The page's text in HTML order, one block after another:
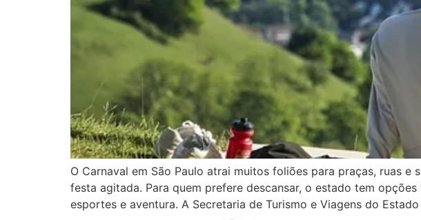
O Carnaval em São Paulo atrai muitos foliões para praças, ruas
festa agitada. Para quem prefere descansar, o estado tem
esportes e aventura. A Secretaria de Turismo e Viagens do